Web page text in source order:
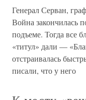
Генерал Серван,
Война закончилась
подъеме. Тогда все
«титул» дали —
отстраивалась
писали, что у него